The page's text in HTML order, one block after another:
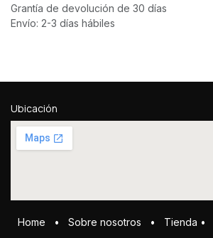
Grantía de devolución de 30 días
Envío: 2-3 días hábiles
Ubicación
Home • Sobre ​n​osotros • Tienda •